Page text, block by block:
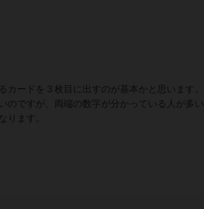
カードを３枚目に出すのが基本かと思います
のですが、両端の数字が分かっている人が多
ります。